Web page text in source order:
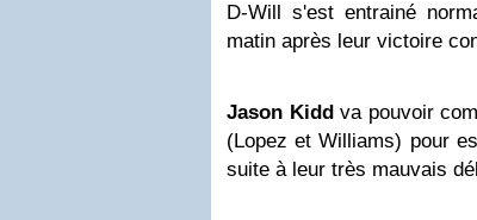
D-Will s'est entrainé
matin après leur victoire
Jason Kiddva pouvoir
(Lopez et Williams) pour
suite à leur très mauvais